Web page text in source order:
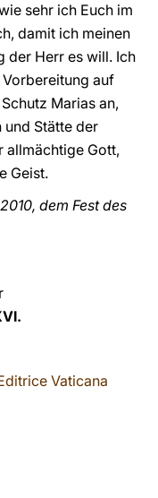
sehr ich Euch im
damit ich meinen
der Herr es will. Ich
auf
Marias an,
und Stätte der
allmächtige Gott,
Geist.
dem Fest des
Vaticana